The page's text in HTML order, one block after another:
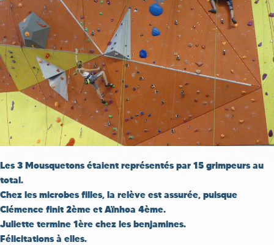
Les 3 Mousquetons étaient représentés par 15 grimpeurs au
total.
Chez les microbes filles, la relève est assurée, puisque
Clémence finit 2ème et Aïnhoa 4ème.
Juliette termine 1ère chez les benjamines.
Félicitations à elles.